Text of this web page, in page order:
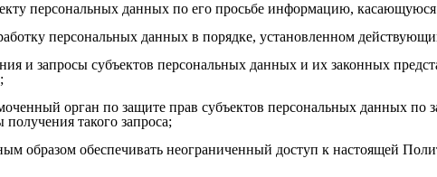
персональных данных по его просьбе информацию,
персональных данных в порядке, установленном
и запросы субъектов персональных данных и их законных
орган по защите прав субъектов персональных данных по
такого запроса;
образом обеспечивать неограниченный доступ к настоящей